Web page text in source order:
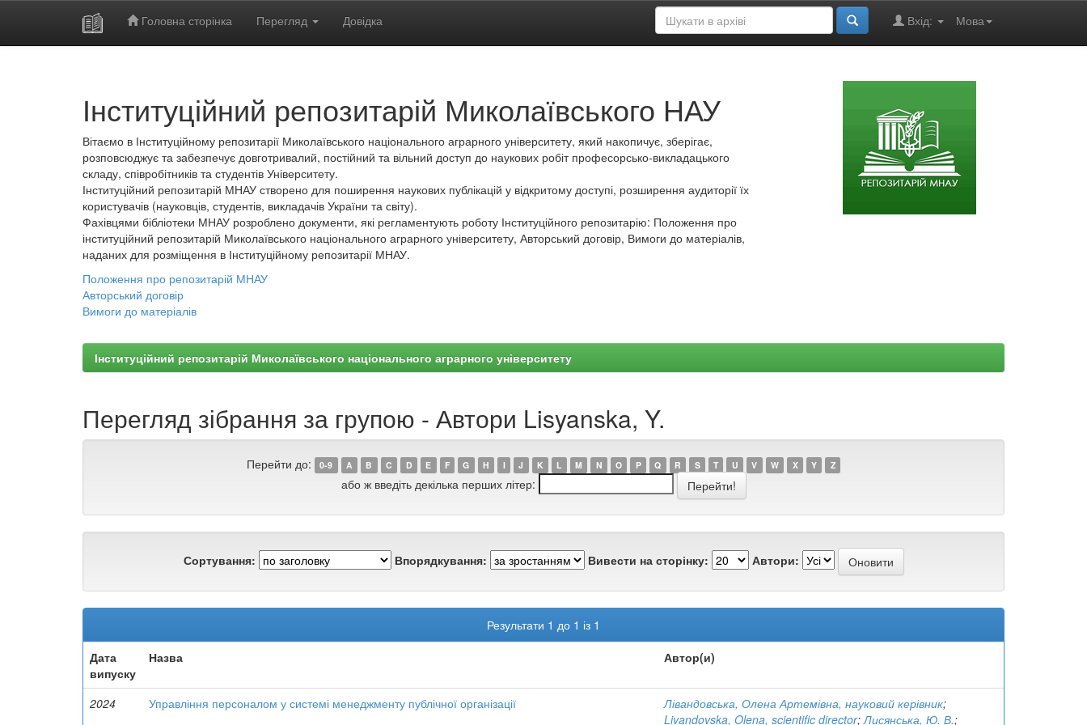
Головна сторінка Перегляд Довідка Мова
Вхід:
Інституційний репозитарій Миколаївського НАУ
Вітаємо в Інституційному репозитарії Миколаївського національного аграрного університету, який накопичує, зберігає,
розповсюджує та забезпечує довготривалий, постійний та вільний доступ до наукових робіт професорсько-викладацького
складу, співробітників та студентів Університету.
Інституційний репозитарій МНАУ створено для поширення наукових публікацій у відкритому доступі, розширення аудиторії їх
користувачів (науковців, студентів, викладачів України та світу).
Фахівцями бібліотеки МНАУ розроблено документи, які регламентують роботу Інституційного репозитарію: Положення про
інституційний репозитарій Миколаївського національного аграрного університету, Авторський договір, Вимоги до матеріалів,
наданих для розміщення в Інституційному репозитарії МНАУ.
Положення про репозитарій МНАУ
Авторський договір
Вимоги до матеріалів
Інституційний репозитарій Миколаївського національного аграрного університету
Перегляд зібрання за групою - Автори Lisyanska, Y.
Перейти до: 0-9 A B C D E F G H I J K L M N O P Q R S T U V W X Y Z
або ж введіть декілька перших літер:
Сортування: Впорядкування: Вивести на сторінку: Автори:
Результати 1 до 1 із 1
Дата
випуску
Назва Автор(и)
2024 Управління персоналом у системі менеджменту публічної організації Лівандовська, Олена Артемівна, науковий керівник;
Livandovska, Olena, scientific director;Лисянська, Ю. В.;